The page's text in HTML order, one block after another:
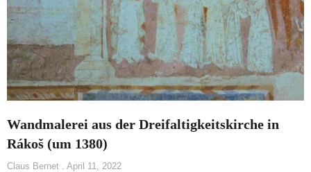
Wandmalerei aus der Dreifaltigkeitskirche in
Rákoš (um 1380)
Claus Bernet April 11, 2022